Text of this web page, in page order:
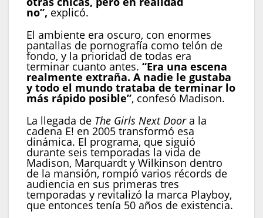
no”, explicó.
El ambiente era oscuro, con enormes
pantallas de pornografía como telón de
fondo, y la prioridad de todas era
terminar cuanto antes. “Era una escena
realmente extraña. A nadie le gustaba
y todo el mundo trataba de terminar lo
más rápido posible”, confesó Madison.
La llegada de The Girls Next Doora la
cadena E! en 2005 transformó esa
dinámica. El programa, que siguió
durante seis temporadas la vida de
Madison, Marquardt y Wilkinson dentro
de la mansión, rompió varios récords de
audiencia en sus primeras tres
temporadas y revitalizó la marca Playboy,
que entonces tenía 50 años de existencia.